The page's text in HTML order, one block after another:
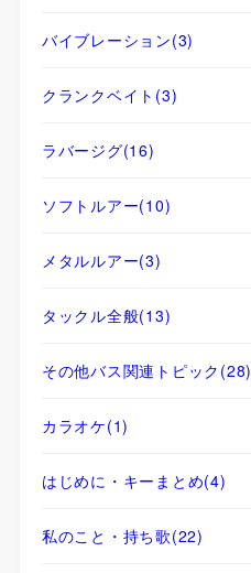
バイブレーション(3)
クランクベイト (3)
ラバージグ(16)
ソフトルアー(10)
メタルルアー(3)
タックル全般(13)
その他バス関連トピック (28)
カラオケ(1)
はじめに・キーまとめ(4)
私のこと・持ち歌(22)